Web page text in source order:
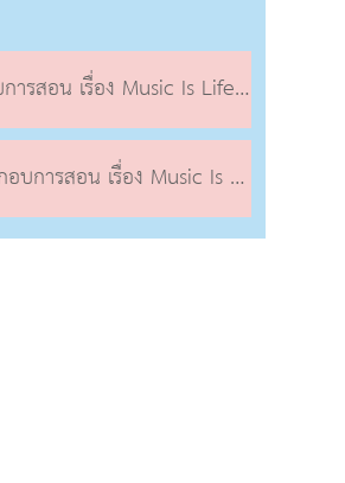
สอน เรื่อง Music Is Life (3) 1
ารสอน เรื่อง Music Is Life (3)